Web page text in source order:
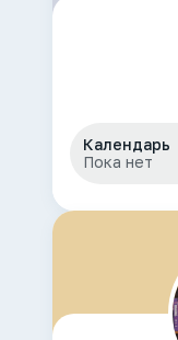
Календарь
Пока нет